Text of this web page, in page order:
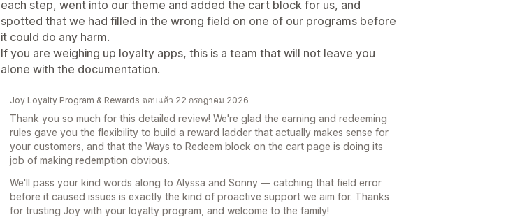
each step, went into our theme and added the cart block for us, and
spotted that we had filled in the wrong field on one of our programs before
it could do any harm.
If you are weighing up loyalty apps, this is a team that will not leave you
alone with the documentation.
Joy Loyalty Program & Rewards ตอบแล้ว 22 กรกฎาคม 2026
Thank you so much for this detailed review! We're glad the earning and redeeming
rules gave you the flexibility to build a reward ladder that actually makes sense for
your customers, and that the Ways to Redeem block on the cart page is doing its
job of making redemption obvious.
We'll pass your kind words along to Alyssa and Sonny — catching that field error
before it caused issues is exactly the kind of proactive support we aim for. Thanks
for trusting Joy with your loyalty program, and welcome to the family!